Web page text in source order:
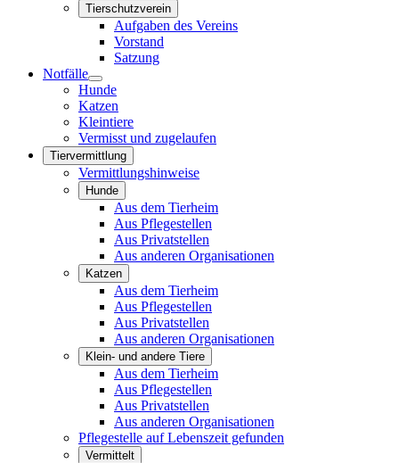
Tierschutzverein
Aufgaben des Vereins
Vorstand
Satzung
Notfälle
Hunde
Katzen
Kleintiere
Vermisst und zugelaufen
Tiervermittlung
Vermittlungshinweise
Hunde
Aus dem Tierheim
Aus Pflegestellen
Aus Privatstellen
Aus anderen Organisationen
Katzen
Aus dem Tierheim
Aus Pflegestellen
Aus Privatstellen
Aus anderen Organisationen
Klein- und andere Tiere
Aus dem Tierheim
Aus Pflegestellen
Aus Privatstellen
Aus anderen Organisationen
Pflegestelle auf Lebenszeit gefunden
Vermittelt